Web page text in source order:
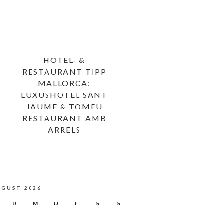
HOTEL- &
RESTAURANT TIPP
MALLORCA:
LUXUSHOTEL SANT
JAUME & TOMEU
RESTAURANT AMB
ARRELS
2026
D M D F S S